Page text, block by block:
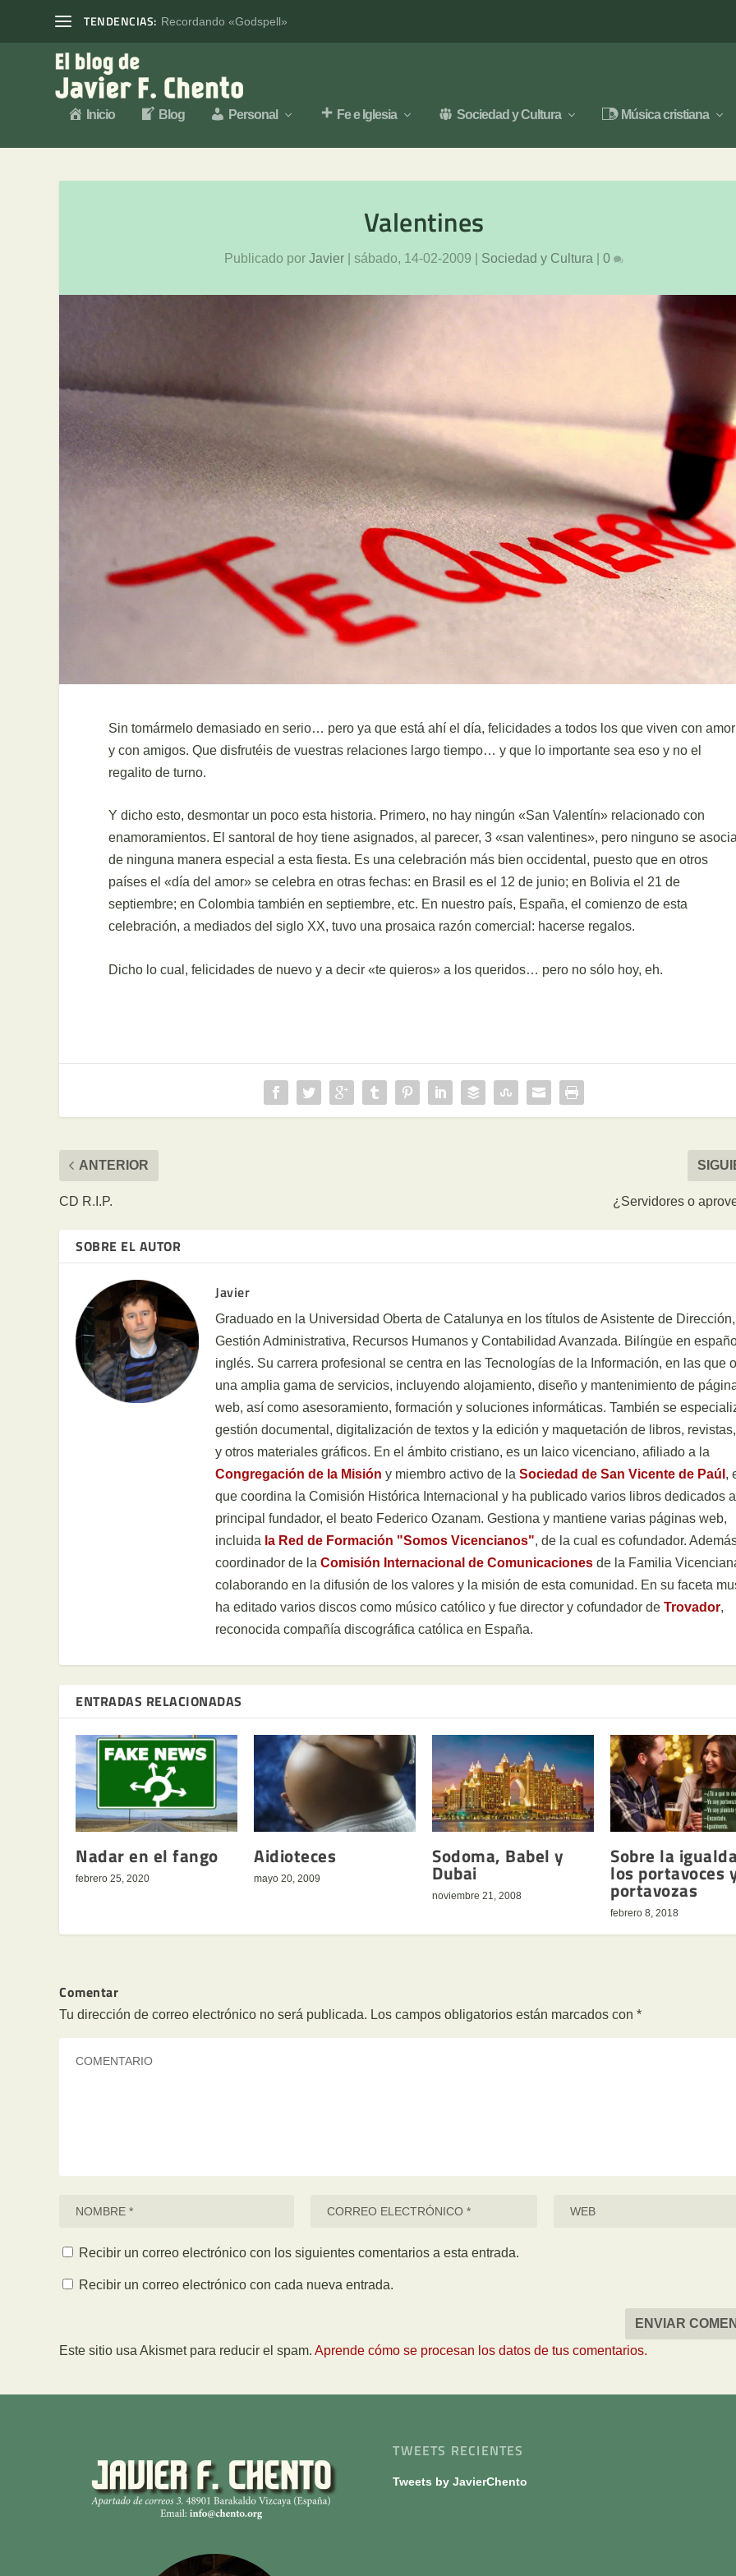
TENDENCIAS: Recordando «Godspell»
Inicio Blog Personal Fe e Iglesia Sociedad y Cultura Música cristiana
Valentines
Publicado por Javier sábado, 14-02-2009 Sociedad y Cultura 0
Sin tomármelo demasiado en serio… pero ya que está ahí el día, felicidades a todos los que viven con amor
y con amigos. Que disfrutéis de vuestras relaciones largo tiempo… y que lo importante sea eso y no el
regalito de turno.
Y dicho esto, desmontar un poco esta historia. Primero, no hay ningún «San Valentín» relacionado con
enamoramientos. El santoral de hoy tiene asignados, al parecer, 3 «san valentines», pero ninguno se
de ninguna manera especial a esta fiesta. Es una celebración más bien occidental, puesto que en otros
países el «día del amor» se celebra en otras fechas: en Brasil es el 12 de junio; en Bolivia el 21 de
septiembre; en Colombia también en septiembre, etc. En nuestro país, España, el comienzo de esta
celebración, a mediados del siglo XX, tuvo una prosaica razón comercial: hacerse regalos.
Dicho lo cual, felicidades de nuevo y a decir «te quieros» a los queridos… pero no sólo hoy, eh.
ANTERIOR
CD R.I.P. ¿Servidores o
SOBRE EL AUTOR
Javier
Graduado en la Universidad Oberta de Catalunya en los títulos de Asistente de Dirección,
Gestión Administrativa, Recursos Humanos y Contabilidad Avanzada. Bilíngüe en
inglés. Su carrera profesional se centra en las Tecnologías de la Información, en las que
una amplia gama de servicios, incluyendo alojamiento, diseño y mantenimiento de
web, así como asesoramiento, formación y soluciones informáticas. También se
gestión documental, digitalización de textos y la edición y maquetación de libros,
y otros materiales gráficos. En el ámbito cristiano, es un laico vicenciano, afiliado a la
Congregación de la Misión y miembro activo de la Sociedad de San Vicente de Paúl ,
que coordina la Comisión Histórica Internacional y ha publicado varios libros dedicados
principal fundador, el beato Federico Ozanam. Gestiona y mantiene varias páginas web,
incluida la Red de Formación "Somos Vicencianos", de la cual es cofundador.
coordinador de la Comisión Internacional de Comunicaciones de la Familia
colaborando en la difusión de los valores y la misión de esta comunidad. En su faceta
ha editado varios discos como músico católico y fue director y cofundador de Trovador,
reconocida compañía discográfica católica en España.
ENTRADAS RELACIONADAS
Nadar en el fango
febrero 25, 2020
Aidioteces
mayo 20, 2009
Sodoma, Babel y
Dubai
noviembre 21, 2008
Sobre la
los portavoces
portavozas
febrero 8, 2018
Comentar
Tu dirección de correo electrónico no será publicada. Los campos obligatorios están marcados con *
Recibir un correo electrónico con los siguientes comentarios a esta entrada.
Recibir un correo electrónico con cada nueva entrada.
Este sitio usa Akismet para reducir el spam. Aprende cómo se procesan los datos de tus comentarios.
TWEETS RECIENTES
Tweets by JavierChento